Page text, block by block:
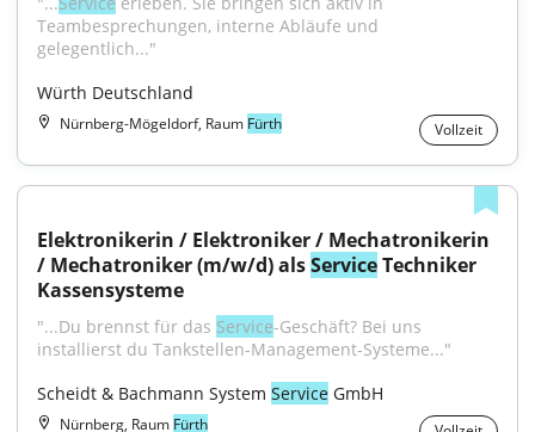
Teambesprechungen, interne Abläufe und
gelegentlich..."
Würth Deutschland
Nürnberg-Mögeldorf, Raum Fürth Vollzeit
Elektronikerin / Elektroniker / Mechatronikerin
/ Mechatroniker (m/w/d) als Service Techniker
Kassensysteme
"...Du brennst für das Service-Geschäft? Bei uns
installierst du Tankstellen-Management-Systeme..."
Scheidt & Bachmann System Service GmbH
Nürnberg, Raum Fürth